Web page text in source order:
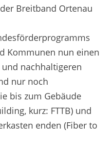
Breitband Ortenau
Kommunen nun einen
nachhaltigeren
nur noch
bis zum Gebäude
kurz: FTTB) und
enden (Fiber to